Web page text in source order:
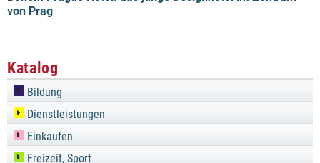
von Prag
Katalog
Bildung
Dienstleistungen
Einkaufen
Freizeit, Sport